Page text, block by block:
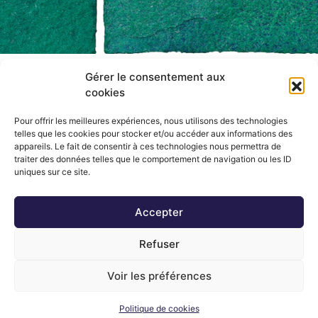
Gérer le consentement aux
cookies
Pour offrir les meilleures expériences, nous utilisons des technologies
telles que les cookies pour stocker et/ou accéder aux informations des
appareils. Le fait de consentir à ces technologies nous permettra de
traiter des données telles que le comportement de navigation ou les ID
uniques sur ce site.
Accepter
Refuser
Voir les préférences
Politique de cookies
SAS FOUGERAY DÉCORATION
16 rue Augustin Fresnel
35400 Saint-Malo
02 99 81 86 57